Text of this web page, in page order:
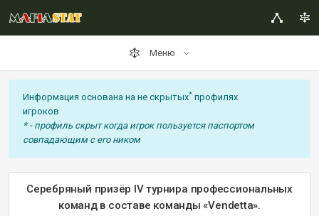
Меню
Информация основана на не скрытых* профилях
игроков
* - профиль скрыт когда игрок пользуется паспортом
совпадающим с его ником
Серебряный призёр IV турнира профессиональных
команд в составе команды «Vendetta».